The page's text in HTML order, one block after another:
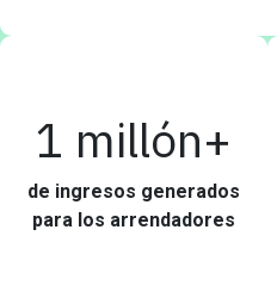
1 millón+
de ingresos generados
para los arrendadores